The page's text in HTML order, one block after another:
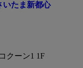
いたま新都心
クーン1 1F